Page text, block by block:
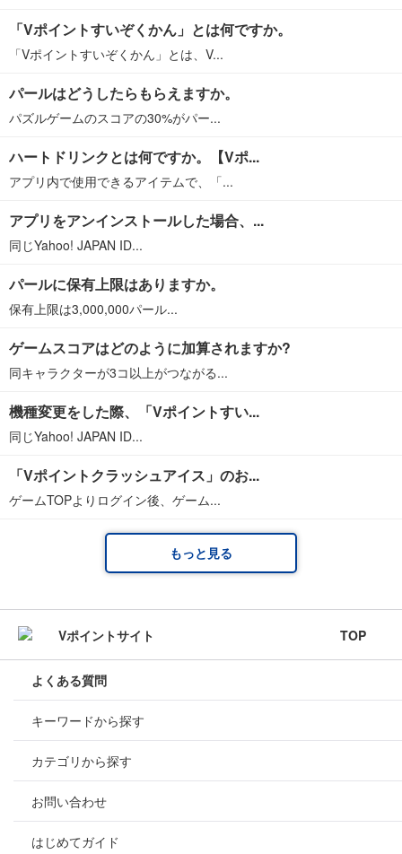
「Vポイントすいぞくかん」とは何ですか。
「Vポイントすいぞくかん」とは、V...
パールはどうしたらもらえますか。
パズルゲームのスコアの30%がパー...
ハートドリンクとは何ですか。【Vポ...
アプリ内で使用できるアイテムで、「...
アプリをアンインストールした場合、...
同じYahoo! JAPAN ID...
パールに保有上限はありますか。
保有上限は3,000,000パール...
ゲームスコアはどのように加算されますか?
同キャラクターが3コ以上がつながる...
機種変更をした際、「Vポイントすい...
同じYahoo! JAPAN ID...
「Vポイントクラッシュアイス」のお...
ゲームTOPよりログイン後、ゲーム...
もっと見る
TOP
よくある質問
キーワードから探す
カテゴリから探す
お問い合わせ
はじめてガイド